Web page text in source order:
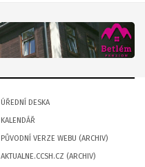
ÚŘEDNÍ DESKA
KALENDÁŘ
PŮVODNÍ VERZE WEBU (ARCHIV)
AKTUALNE.CCSH.CZ (ARCHIV)